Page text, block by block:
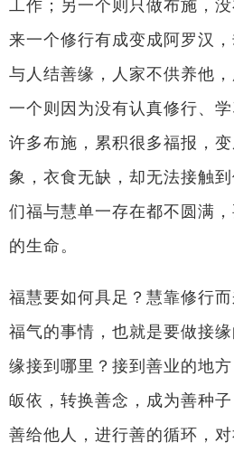
工作；另一个则只做布施，
来一个修行有成变成阿罗汉
与人结善缘，人家不供养他
一个则因为没有认真修行、
许多布施，累积很多福报，
象，衣食无缺，却无法接触
们福与慧单一存在都不圆满
的生命。
福慧要如何具足？慧靠修行
福气的事情，也就是要做接
缘接到哪里？接到善业的地方
皈依，转换善念，成为善种
善给他人，进行善的循环，